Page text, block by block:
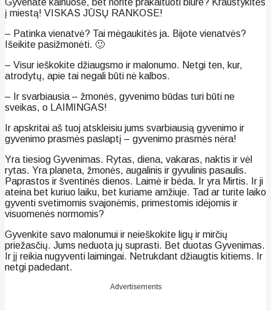
į miestą! VISKAS JŪSŲ RANKOSE!
– Patinka vienatvė? Tai mėgaukitės ja. Bijote vienatvės?
Išeikite pasižmonėti. 🙂
– Visur ieškokite džiaugsmo ir malonumo. Netgi ten, kur,
atrodytų, apie tai negali būti nė kalbos.
– Ir svarbiausia – žmonės, gyvenimo būdas turi būti ne
sveikas, o LAIMINGAS!
Ir apskritai aš tuoj atskleisiu jums svarbiausią gyvenimo ir
gyvenimo prasmės paslaptį – gyvenimo prasmės nėra!
Yra tiesiog Gyvenimas. Rytas, diena, vakaras, naktis ir vėl
rytas. Yra planeta, žmonės, augalinis ir gyvulinis pasaulis.
Paprastos ir šventinės dienos. Laimė ir bėda. Ir yra Mirtis. Ir ji
ateina bet kuriuo laiku, bet kuriame amžiuje. Tad ar turite laiko
gyventi svetimomis svajonėmis, primestomis idėjomis ir
visuomenės normomis?
Gyvenkite savo malonumui ir neieškokite ligų ir mirčių
priežasčių. Jums neduota jų suprasti. Bet duotas Gyvenimas.
Ir jį reikia nugyventi laimingai. Netrukdant džiaugtis kitiems. Ir
netgi padedant.
Advertisements